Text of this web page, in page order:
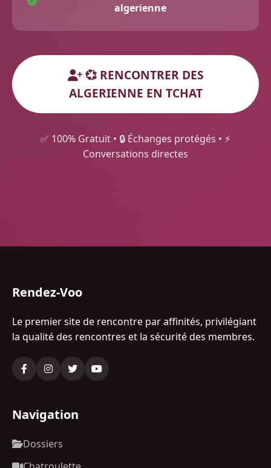
algerienne
💞 RENCONTRER DES
ALGERIENNE EN TCHAT
✅ 100% Gratuit • 🔒 Échanges protégés • ⚡
Conversations directes
Rendez-Voo
Le premier site de rencontre par affinités, privilégiant
la qualité des rencontres et la sécurité des membres.
Navigation
Dossiers